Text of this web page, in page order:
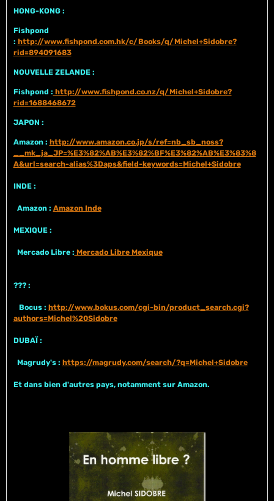
HONG-KONG :
Fishpond
: http://www.fishpond.com.hk/c/Books/q/Michel+Sidobre?
rid=894091683
NOUVELLE ZELANDE :
Fishpond : http://www.fishpond.co.nz/q/Michel+Sidobre?
rid=1688468672
JAPON :
Amazon : http://www.amazon.co.jp/s/ref=nb_sb_noss?
__mk_ja_JP=%E3%82%AB%E3%82%BF%E3%82%AB%E3%83%8
A&url=search-alias%3Daps&field-keywords=Michel+Sidobre
INDE :
Amazon : Amazon Inde
MEXIQUE :
Mercado Libre : Mercado Libre Mexique
??? :
Bocus : http://www.bokus.com/cgi-bin/product_search.cgi?
authors=Michel%20Sidobre
DUBAÏ :
Magrudy's : https://magrudy.com/search/?q=Michel+Sidobre
Et dans bien d'autres pays, notamment sur Amazon.